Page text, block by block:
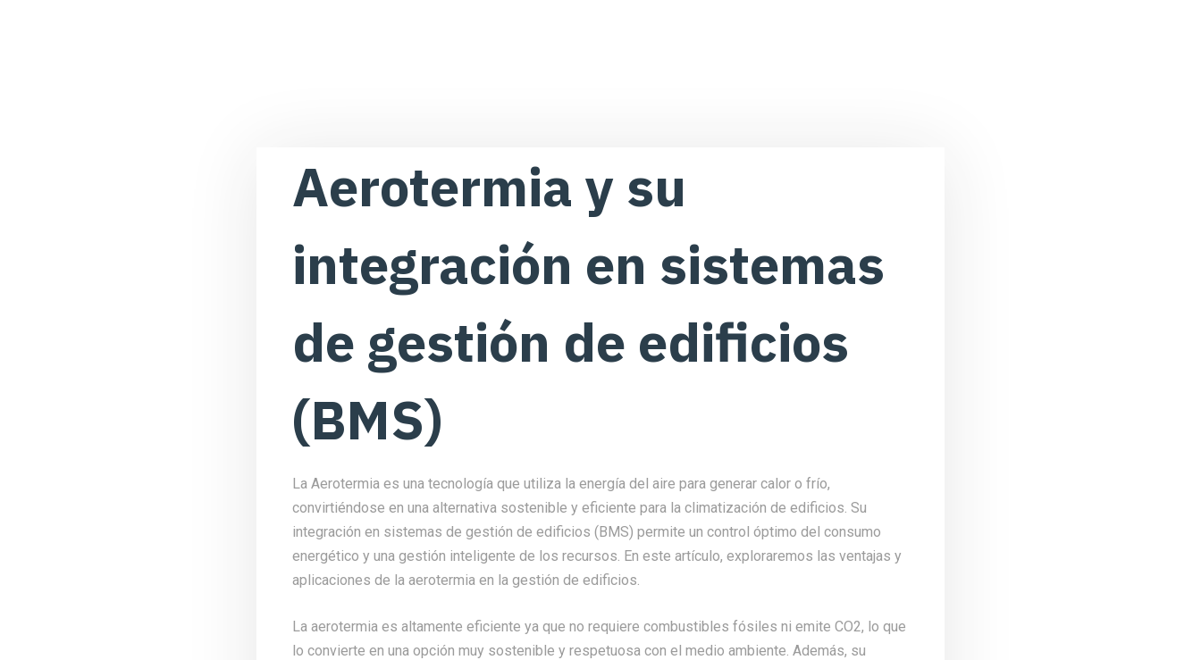
Aerotermia y su
integración en sistemas
de gestión de edificios
(BMS)
La Aerotermia es una tecnología que utiliza la energía del aire para generar calor o frío,
convirtiéndose en una alternativa sostenible y eficiente para la climatización de edificios. Su
integración en sistemas de gestión de edificios (BMS) permite un control óptimo del consumo
energético y una gestión inteligente de los recursos. En este artículo, exploraremos las ventajas y
aplicaciones de la aerotermia en la gestión de edificios.
La aerotermia es altamente eficiente ya que no requiere combustibles fósiles ni emite CO2, lo que
lo convierte en una opción muy sostenible y respetuosa con el medio ambiente. Además, su